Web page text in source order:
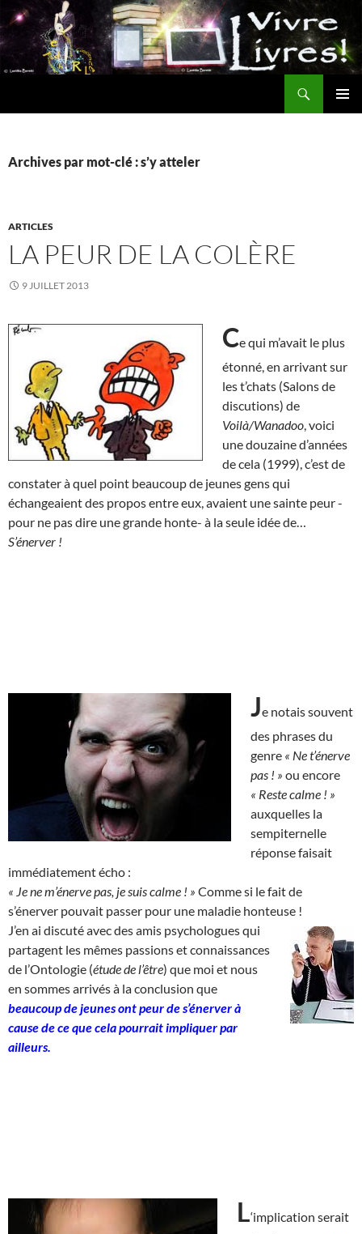
Aller
au
contenu
Archives par mot-clé : s’y atteler
ARTICLES
LA PEUR DE LA COLÈRE
9 JUILLET 2013
Ce qui m’avait le plus
étonné, en arrivant sur
les t’chats (Salons de
discutions) de
Voilà/Wanadoo , voici
une douzaine d’années
de cela (1999), c’est de
constater à quel point beaucoup de jeunes gens qui
échangeaient des propos entre eux, avaient une sainte peur -
pour ne pas dire une grande honte- à la seule idée de…
S’énerver !
Je notais souvent
des phrases du
genre « Ne t’énerve
pas ! » ou encore
« Reste calme ! »
auxquelles la
sempiternelle
réponse faisait
immédiatement écho :
« Je ne m’énerve pas, je suis calme ! » Comme si le fait de
s’énerver pouvait passer pour une maladie honteuse !
J’en ai discuté avec des amis psychologues qui
partagent les mêmes passions et connaissances
de l’Ontologie (étude de l’être) que moi et nous
en sommes arrivés à la conclusion que
beaucoup de jeunes ont peur de s’énerver à
cause de ce que cela pourrait impliquer par
ailleurs.
L‘implication serait